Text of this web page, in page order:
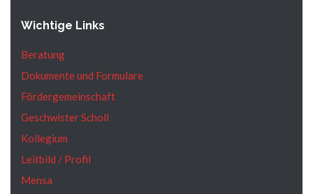
Wichtige Links
Beratung
Dokumente und Formulare
Fördergemeinschaft
Geschwister Scholl
Kollegium
Leitbild / Profil
Mensa